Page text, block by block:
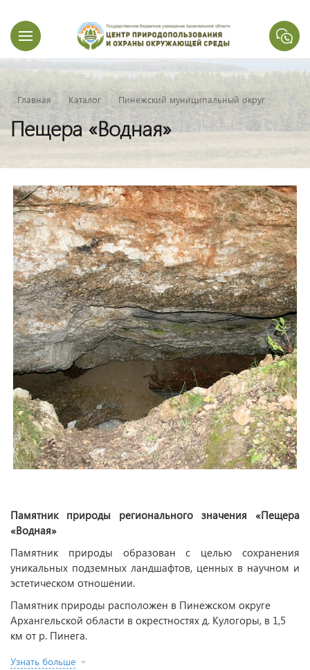
Главная Каталог Пинежский муниципальный округ
Пещера «Водная»
Памятник природы регионального значения «Пещера
«Водная»
Памятник природы образован с целью сохранения
уникальных подземных ландшафтов, ценных в научном и
эстетическом отношении.
Памятник природы расположен в Пинежском округе
Архангельской области в окрестностях д. Кулогоры, в 1,5
км от р. Пинега.
Узнать больше